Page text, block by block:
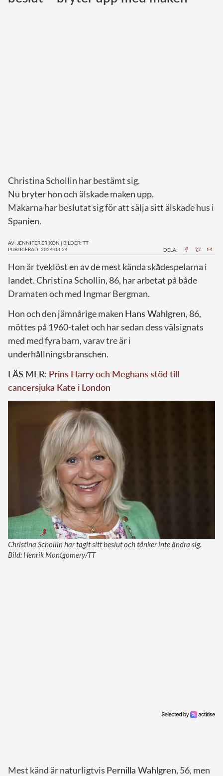
Monacos furstehus
Christina Schollin har bestämt sig.
Nu bryter hon och älskade maken upp.
Makarna har beslutat sig för att sälja sitt älskade hus i
Spanien.
AV: JENNIFER ERIXON | BILDER: TT
PUBLICERAD: 2024-03-24
DELA:
Hon är tveklöst en av de mest kända skådespelarna i
landet. Christina Schollin, 86, har arbetat på både
Dramaten och med Ingmar Bergman.
Hon och den jämnårige maken Hans Wahlgren, 86,
möttes på 1960-talet och har sedan dess välsignats
med med fyra barn, varav tre är i
underhållningsbranschen.
LÄS MER: Prins Harry och Meghans stöd till
cancersjuka Kate i London
Christina Schollin har tagit sitt beslut och tänker inte ändra sig.
Bild: Henrik Montgomery/TT
Mest känd är naturligtvis Pernilla Wahlgren, 56, men